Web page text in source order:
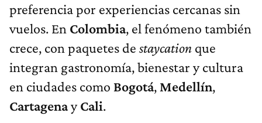
preferencia por experiencias cercanas sin
vuelos. En Colombia, el fenómeno también
crece, con paquetes de staycation que
integran gastronomía, bienestar y cultura
en ciudades como Bogotá, Medellín,
CartagenayCali.